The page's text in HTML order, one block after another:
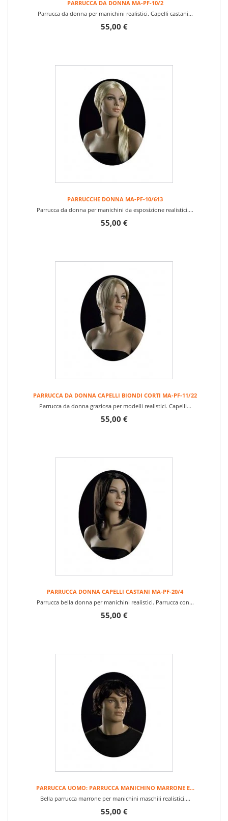
PARRUCCA DA DONNA MA-PF-10/2
Parrucca da donna per manichini realistici. Capelli castani...
55,00 €
PARRUCCHE DONNA MA-PF-10/613
Parrucca da donna per manichini da esposizione realistici....
55,00 €
PARRUCCA DA DONNA CAPELLI BIONDI CORTI MA-PF-11/22
Parrucca da donna graziosa per modelli realistici. Capelli...
55,00 €
PARRUCCA DONNA CAPELLI CASTANI MA-PF-20/4
Parrucca bella donna per manichini realistici. Parrucca con...
55,00 €
PARRUCCA UOMO: PARRUCCA MANICHINO MARRONE E...
Bella parrucca marrone per manichini maschili realistici....
55,00 €